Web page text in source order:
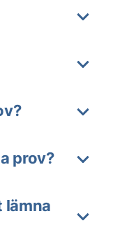
prov?
lämna